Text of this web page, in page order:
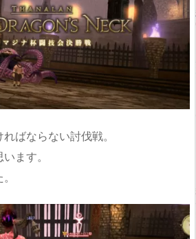
ばならない討伐戦。
ます。